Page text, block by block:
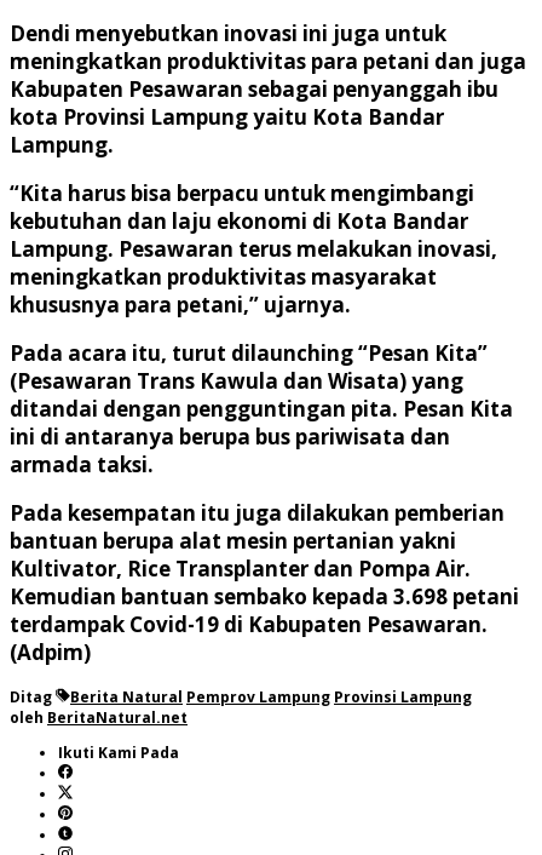
Dendi menyebutkan inovasi ini juga untuk
meningkatkan produktivitas para petani dan juga
Kabupaten Pesawaran sebagai penyanggah ibu
kota Provinsi Lampung yaitu Kota Bandar
Lampung.
“Kita harus bisa berpacu untuk mengimbangi
kebutuhan dan laju ekonomi di Kota Bandar
Lampung. Pesawaran terus melakukan inovasi,
meningkatkan produktivitas masyarakat
khususnya para petani,” ujarnya.
Pada acara itu, turut dilaunching “Pesan Kita”
(Pesawaran Trans Kawula dan Wisata) yang
ditandai dengan pengguntingan pita. Pesan Kita
ini di antaranya berupa bus pariwisata dan
armada taksi.
Pada kesempatan itu juga dilakukan pemberian
bantuan berupa alat mesin pertanian yakni
Kultivator, Rice Transplanter dan Pompa Air.
Kemudian bantuan sembako kepada 3.698 petani
terdampak Covid-19 di Kabupaten Pesawaran.
(Adpim)
Ditag Berita Natural Pemprov Lampung Provinsi Lampung
oleh BeritaNatural.net
Ikuti Kami Pada